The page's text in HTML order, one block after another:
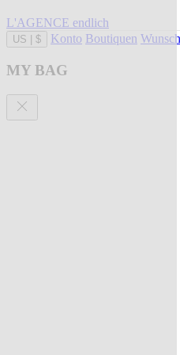
L'AGENCE endlich
US $ Konto Boutiquen
MY BAG